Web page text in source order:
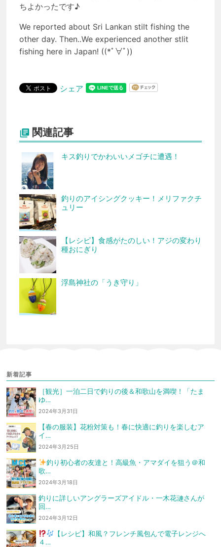
ちよかったです♪
We reported about Sri Lankan stilt fishing the
other day. Then..We experienced another stlit
fishing here in Japan! ((*ﾟ∀ﾟ))
シェア
 関連記事
キス釣りでかわいいメゴチに遭遇！
釣りのアイシングクッキー！メリファクチ
ュリー
【レシピ】食感がたのしい！アジの変わり
種おにぎり
浮島神社の「うき守り」
新着記事
［観光］一泊二日で釣りの後＆和歌山を満喫！「たま
ゆ…
2024年3月31日
【春の服装】花粉対策も！春に快適に釣りを楽しむア
イ…
2024年3月25日
釣り初心者の友達と！高級魚・アマダイを狙う ＠和
歌…
2024年3月18日
釣りに詳しいアングラーズアイドル・一木花漣さんが
回…
2024年3月12日
【レシピ】和風？フレンチ風包んで電子レンジへ
４…